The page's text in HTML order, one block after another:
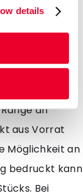
details
und
dadurch nur
Beutel
werden so
100 % dicht
an
aus Vorrat
Möglichkeit an
bedruckt kann
Bei